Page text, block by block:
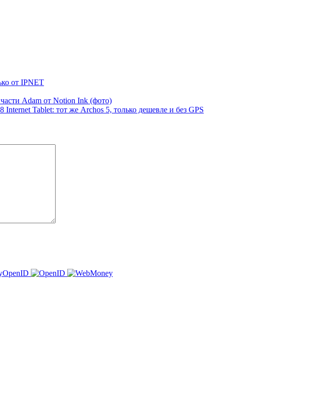
от IPNET
Adam от Notion Ink (фото)
Tablet: тот же Archos 5, только дешевле и без GPS